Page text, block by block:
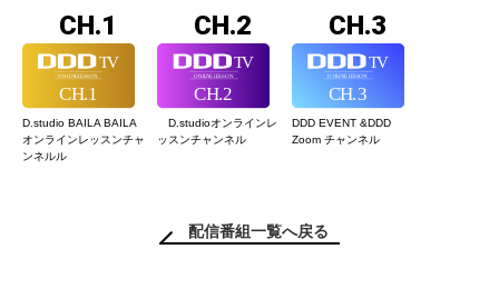
CH.1
D.studio BAILA BAILA
オンラインレッスンチャ
ンネルル
CH.2
D.studioオンラインレ
ッスンチャンネル
CH.3
DDD EVENT &DDD
Zoom チャンネル
配信番組一覧へ戻る